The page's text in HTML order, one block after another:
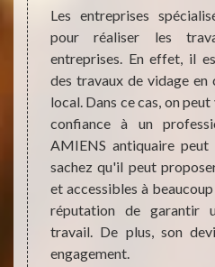
sont
de
un
Si
faut
qu'il
et
Les entreprises
pour réaliser les
entreprises. En effet, il
des travaux de vidage en
local. Dans ce cas, on
confiance à un
AMIENS antiquaire
sachez qu'il peut
et accessibles à
réputation de garantir
travail. De plus, son
engagement.